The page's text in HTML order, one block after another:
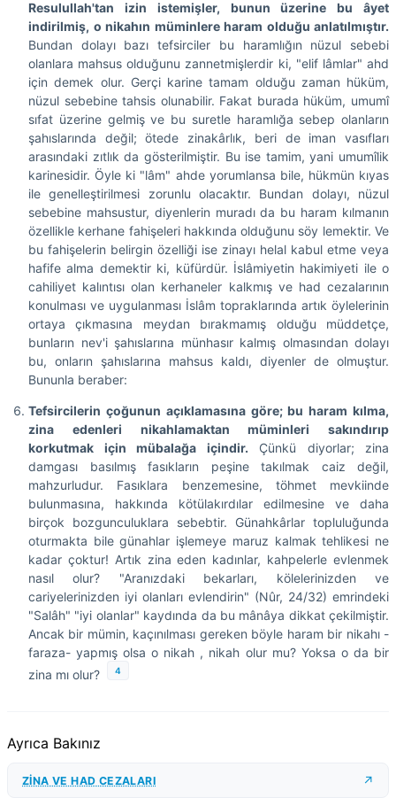
Resulullah'tan izin istemişler, bunun üzerine bu âyet
indirilmiş, o nikahın müminlere haram olduğu anlatılmıştır.
Bundan dolayı bazı tefsirciler bu haramlığın nüzul sebebi
olanlara mahsus olduğunu zannetmişlerdir ki, "elif lâmlar" ahd
için demek olur. Gerçi karine tamam olduğu zaman hüküm,
nüzul sebebine tahsis olunabilir. Fakat burada hüküm, umumî
sıfat üzerine gelmiş ve bu suretle haramlığa sebep olanların
şahıslarında değil; ötede zinakârlık, beri de iman vasıfları
arasındaki zıtlık da gösterilmiştir. Bu ise tamim, yani umumîlik
karinesidir. Öyle ki "lâm" ahde yorumlansa bile, hükmün kıyas
ile genelleştirilmesi zorunlu olacaktır. Bundan dolayı, nüzul
sebebine mahsustur, diyenlerin muradı da bu haram kılmanın
özellikle kerhane fahişeleri hakkında olduğunu söy lemektir. Ve
bu fahişelerin belirgin özelliği ise zinayı helal kabul etme veya
hafife alma demektir ki, küfürdür. İslâmiyetin hakimiyeti ile o
cahiliyet kalıntısı olan kerhaneler kalkmış ve had cezalarının
konulması ve uygulanması İslâm topraklarında artık öylelerinin
ortaya çıkmasına meydan bırakmamış olduğu müddetçe,
bunların nev'i şahıslarına münhasır kalmış olmasından dolayı
bu, onların şahıslarına mahsus kaldı, diyenler de olmuştur.
Bununla beraber:
Tefsircilerin çoğunun açıklamasına göre; bu haram kılma,
zina edenleri nikahlamaktan müminleri sakındırıp
korkutmak için mübalağa içindir. Çünkü diyorlar; zina
damgası basılmış fasıkların peşine takılmak caiz değil,
mahzurludur. Fasıklara benzemesine, töhmet mevkiinde
bulunmasına, hakkında kötülakırdılar edilmesine ve daha
birçok bozgunculuklara sebebtir. Günahkârlar topluluğunda
oturmakta bile günahlar işlemeye maruz kalmak tehlikesi ne
kadar çoktur! Artık zina eden kadınlar, kahpelerle evlenmek
nasıl olur? "Aranızdaki bekarları, kölelerinizden ve
cariyelerinizden iyi olanları evlendirin" (Nûr, 24/32) emrindeki
"Salâh" "iyi olanlar" kaydında da bu mânâya dikkat çekilmiştir.
Ancak bir mümin, kaçınılması gereken böyle haram bir nikahı -
faraza- yapmış olsa o nikah , nikah olur mu? Yoksa o da bir
zina mı olur?
4
Ayrıca Bakınız
ZİNA VE HAD CEZALARI